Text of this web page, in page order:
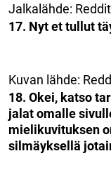
Jalkalähde: Reddit
17. Nyt et tullut
Kuvan lähde:
18. Okei, katso
jalat omalle
mielikuvituksen
silmäyksellä